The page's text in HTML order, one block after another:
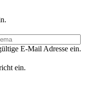
E-Mail Adresse ein.
ein.